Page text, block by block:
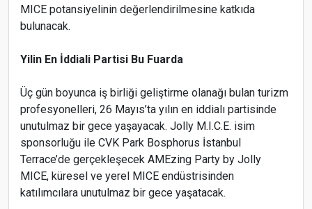
MICE potansiyelinin değerlendirilmesine katkıda
bulunacak.
Yilin En İddiali Partisi Bu Fuarda
Üç gün boyunca iş birliği geliştirme olanağı bulan turizm
profesyonelleri, 26 Mayıs’ta yılın en iddialı partisinde
unutulmaz bir gece yaşayacak. Jolly M.I.C.E. isim
sponsorluğu ile CVK Park Bosphorus İstanbul
Terrace’de gerçekleşecek AMEzing Party by Jolly
MICE, küresel ve yerel MICE endüstrisinden
katılımcılara unutulmaz bir gece yaşatacak.